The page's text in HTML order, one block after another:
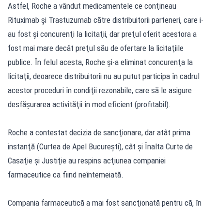
Astfel, Roche a vândut medicamentele ce conţineau
Rituximab şi Trastuzumab către distribuitorii parteneri, care i-
au fost şi concurenţi la licitaţii, dar preţul oferit acestora a
fost mai mare decât preţul său de ofertare la licitaţiile
publice. În felul acesta, Roche şi-a eliminat concurenţa la
licitaţii, deoarece distribuitorii nu au putut participa în cadrul
acestor proceduri în condiţii rezonabile, care să le asigure
desfăşurarea activităţii în mod eficient (profitabil).
Roche a contestat decizia de sancţionare, dar atât prima
instanţă (Curtea de Apel Bucureşti), cât şi Înalta Curte de
Casaţie şi Justiţie au respins acţiunea companiei
farmaceutice ca fiind neîntemeiată.
Compania farmaceutică a mai fost sancţionată pentru că, în